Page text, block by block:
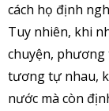
cách họ định
Tuy nhiên, khi
chuyện, phương
tương tự nhau,
nước mà còn